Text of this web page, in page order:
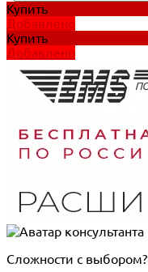
Купить
Добавлено
Купить
Добавлено
Сложности с выбором?